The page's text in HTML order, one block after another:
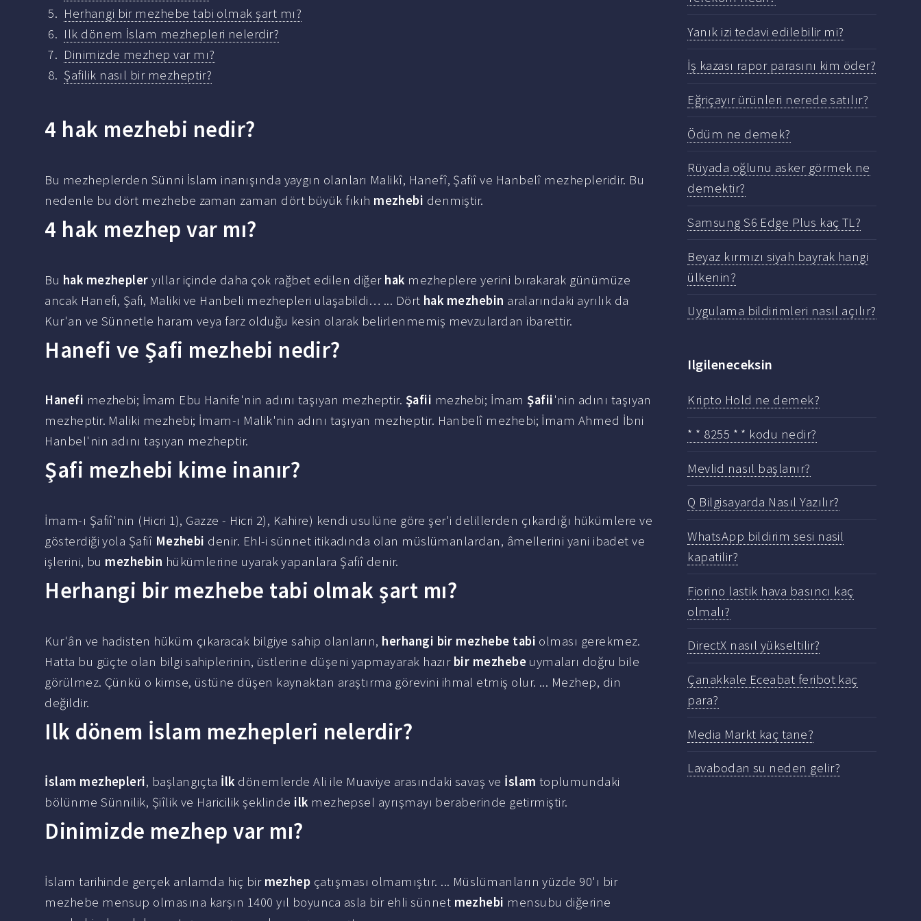
Herhangi bir mezhebe tabi olmak şart mı?
Ilk dönem İslam mezhepleri nelerdir?
Dinimizde mezhep var mı?
Şafilik nasıl bir mezheptir?
4 hak mezhebi nedir?
Bu mezheplerden Sünni İslam inanışında yaygın olanları Malikî, Hanefî, Şafiî ve Hanbelî mezhepleridir. Bu
nedenle bu dört mezhebe zaman zaman dört büyük fıkıh mezhebi denmiştir.
4 hak mezhep var mı?
Bu hak mezhepler yıllar içinde daha çok rağbet edilen diğer hak mezheplere yerini bırakarak günümüze
ancak Hanefi, Şafi, Maliki ve Hanbeli mezhepleri ulaşabildi… ... Dört hak mezhebin aralarındaki ayrılık da
Kur'an ve Sünnetle haram veya farz olduğu kesin olarak belirlenmemiş mevzulardan ibarettir.
Hanefi ve Şafi mezhebi nedir?
Hanefi mezhebi; İmam Ebu Hanife'nin adını taşıyan mezheptir. Şafii mezhebi; İmam Şafii'nin adını taşıyan
mezheptir. Maliki mezhebi; İmam-ı Malik'nin adını taşıyan mezheptir. Hanbelî mezhebi; İmam Ahmed İbni
Hanbel'nin adını taşıyan mezheptir.
Şafi mezhebi kime inanır?
İmam-ı Şafiî'nin (Hicri 1), Gazze - Hicri 2), Kahire) kendi usulüne göre şer'i delillerden çıkardığı hükümlere ve
gösterdiği yola Şafiî Mezhebi denir. Ehl-i sünnet itikadında olan müslümanlardan, âmellerini yani ibadet ve
işlerini, bu mezhebin hükümlerine uyarak yapanlara Şafiî denir.
Herhangi bir mezhebe tabi olmak şart mı?
Kur'ân ve hadisten hüküm çıkaracak bilgiye sahip olanların, herhangi bir mezhebe tabi olması gerekmez.
Hatta bu güçte olan bilgi sahiplerinin, üstlerine düşeni yapmayarak hazır bir mezhebe uymaları doğru bile
görülmez. Çünkü o kimse, üstüne düşen kaynaktan araştırma görevini ihmal etmiş olur. ... Mezhep, din
değildir.
Ilk dönem İslam mezhepleri nelerdir?
İslam mezhepleri, başlangıçta İlk dönemlerde Ali ile Muaviye arasındaki savaş ve İslam toplumundaki
bölünme Sünnilik, Şiîlik ve Haricilik şeklinde ilk mezhepsel ayrışmayı beraberinde getirmiştir.
Dinimizde mezhep var mı?
İslam tarihinde gerçek anlamda hiç bir mezhep çatışması olmamıştır. ... Müslümanların yüzde 90'ı bir
mezhebe mensup olmasına karşın 1400 yıl boyunca asla bir ehli sünnet mezhebi mensubu diğerine
Yanık izi tedavi edilebilir mi?
İş kazası rapor parasını kim öder?
Eğriçayır ürünleri nerede satılır?
Ödüm ne demek?
Rüyada oğlunu asker görmek ne
demektir?
Samsung S6 Edge Plus kaç TL?
Beyaz kırmızı siyah bayrak hangi
ülkenin?
Uygulama bildirimleri nasıl açılır?
Ilgileneceksin
Kripto Hold ne demek?
* * 8255 * * kodu nedir?
Mevlid nasıl başlanır?
Q Bilgisayarda Nasıl Yazılır?
WhatsApp bildirim sesi nasil
kapatilir?
Fiorino lastik hava basıncı kaç
olmalı?
DirectX nasıl yükseltilir?
Çanakkale Eceabat feribot kaç
para?
Media Markt kaç tane?
Lavabodan su neden gelir?